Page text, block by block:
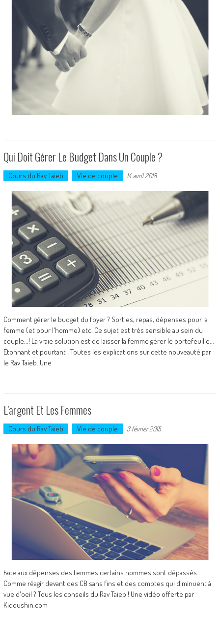
Qui Doit Gérer Le Budget Dans Un Couple ?
Cours du Rav Taieb Vie de couple 14 avril 2018
Comment gérer le budget du foyer ? Sorties, repas, dépenses pour la
femme (et pour l'homme) etc. Ce sujet est très sensible au sein du
couple...! La vraie solution est de laisser la femme gérer le portefeuille...
Étonnant et pourtant ! Toutes les explications sur cette nouveauté par
le Rav Taieb. Une
L’argent Et Les Femmes
Cours du Rav Taieb Vie de couple 3 février 2015
Face aux dépenses des femmes certains hommes sont dépassés...
Comme réagir devant des CB sans fins et des comptes qui diminuent à
vue d'oeil ? Tous les conseils du Rav Taieb ! Une vidéo offerte par
Kidoushin.com